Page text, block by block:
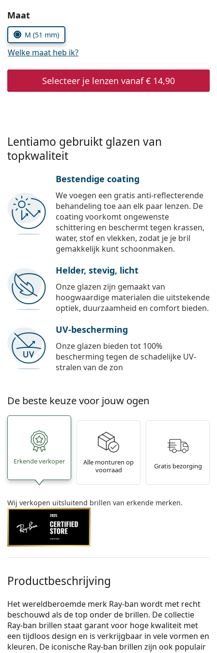
Prada
Alle merken
Kies parameters:
Maat
M (51 mm)
Welke maat heb ik?
Selecteer je lenzen vanaf€ 14,90
Lentiamo gebruikt glazen van
topkwaliteit
Bestendige coating
We voegen een gratis anti-reflecterende
behandeling toe aan elk paar lenzen. De
coating voorkomt ongewenste
schittering en beschermt tegen krassen,
water, stof en vlekken, zodat je je bril
gemakkelijk kunt schoonmaken.
Helder, stevig, licht
Onze glazen zijn gemaakt van
hoogwaardige materialen die uitstekende
optiek, duurzaamheid en comfort bieden.
UV-bescherming
Onze glazen bieden tot 100%
bescherming tegen de schadelijke UV-
stralen van de zon
De beste keuze voor jouw ogen
Erkende verkoper
Alle monturen op
voorraad
Gratis bezorging
Wij verkopen uitsluitend brillen van erkende merken.
Productbeschrijving
Het wereldberoemde merk Ray-ban wordt met recht
beschouwd als de top onder de brillen. De collectie
Ray-ban brillen staat garant voor hoge kwaliteit met
een tijdloos design en is verkrijgbaar in vele vormen en
kleuren. De iconische Ray-ban brillen zijn ook populair